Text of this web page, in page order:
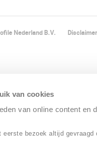
van cookies
van online content en
eerste bezoek altijd
Nederland B.V. Disclaimer